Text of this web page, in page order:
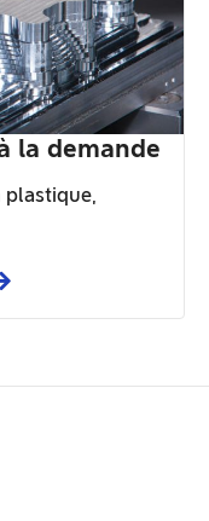
la demande
plastique,